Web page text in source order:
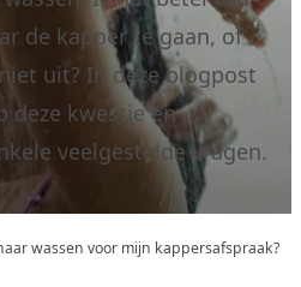
de kapper te gaan, of
uit? In deze blogpost
deze kwestie en
veelgestelde vragen.
wassen voor mijn kappersafspraak?